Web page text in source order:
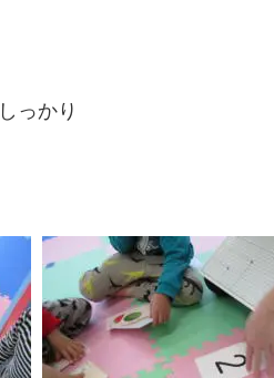
っかり